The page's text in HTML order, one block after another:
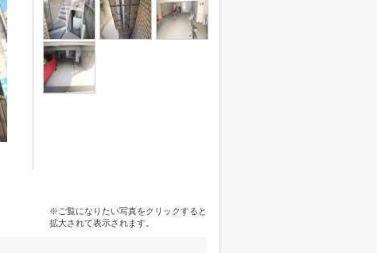
※ご覧になりたい写真をクリックすると
拡大されて表示されます。